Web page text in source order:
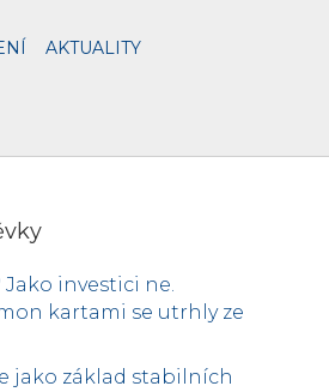
AKTUALITY
investici ne.
kartami se utrhly ze
jako základ stabilních